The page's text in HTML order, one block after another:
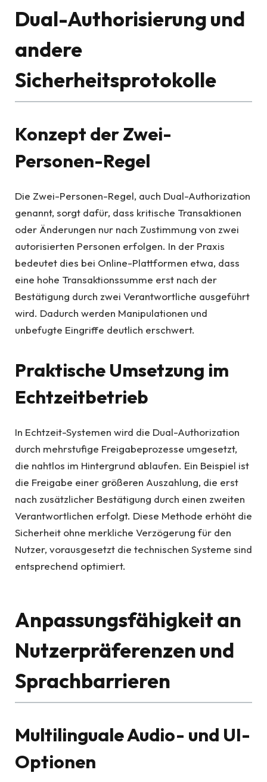
Dual-Authorisierung und
andere
Sicherheitsprotokolle
Konzept der Zwei-
Personen-Regel
Die Zwei-Personen-Regel, auch Dual-Authorization
genannt, sorgt dafür, dass kritische Transaktionen
oder Änderungen nur nach Zustimmung von zwei
autorisierten Personen erfolgen. In der Praxis
bedeutet dies bei Online-Plattformen etwa, dass
eine hohe Transaktionssumme erst nach der
Bestätigung durch zwei Verantwortliche ausgeführt
wird. Dadurch werden Manipulationen und
unbefugte Eingriffe deutlich erschwert.
Praktische Umsetzung im
Echtzeitbetrieb
In Echtzeit-Systemen wird die Dual-Authorization
durch mehrstufige Freigabeprozesse umgesetzt,
die nahtlos im Hintergrund ablaufen. Ein Beispiel ist
die Freigabe einer größeren Auszahlung, die erst
nach zusätzlicher Bestätigung durch einen zweiten
Verantwortlichen erfolgt. Diese Methode erhöht die
Sicherheit ohne merkliche Verzögerung für den
Nutzer, vorausgesetzt die technischen Systeme sind
entsprechend optimiert.
Anpassungsfähigkeit an
Nutzerpräferenzen und
Sprachbarrieren
Multilinguale Audio- und UI-
Optionen